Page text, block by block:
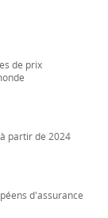
de prix
partir de 2024
d'assurance